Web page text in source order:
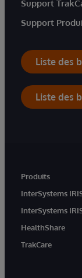
Support
Support
Liste des
Liste des
Produits
InterSystems
InterSystems
HealthShare
TrakCare